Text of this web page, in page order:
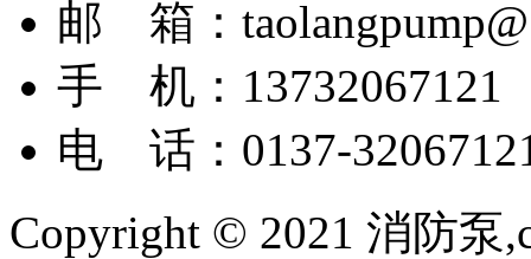
邮 箱：
手 机：13732067121
电 话：0137-
Copyright © 2021 消防泵